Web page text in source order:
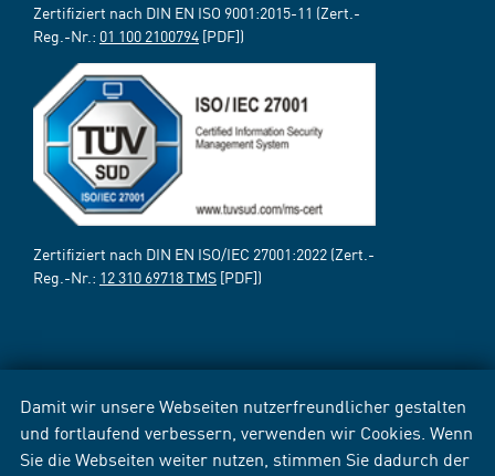
Damit wir unsere Webseiten nutzerfreundlicher gestalten
und fortlaufend verbessern, verwenden wir Cookies. Wenn
Sie die Webseiten weiter nutzen, stimmen Sie dadurch der
Zertifiziert nach DIN EN ISO 9001:2015-11 (Zert.-
Reg.-Nr.: 01 100 2100794 [PDF])
Zertifiziert nach DIN EN ISO/IEC 27001:2022 (Zert.-
Reg.-Nr.: 12 310 69718 TMS [PDF])